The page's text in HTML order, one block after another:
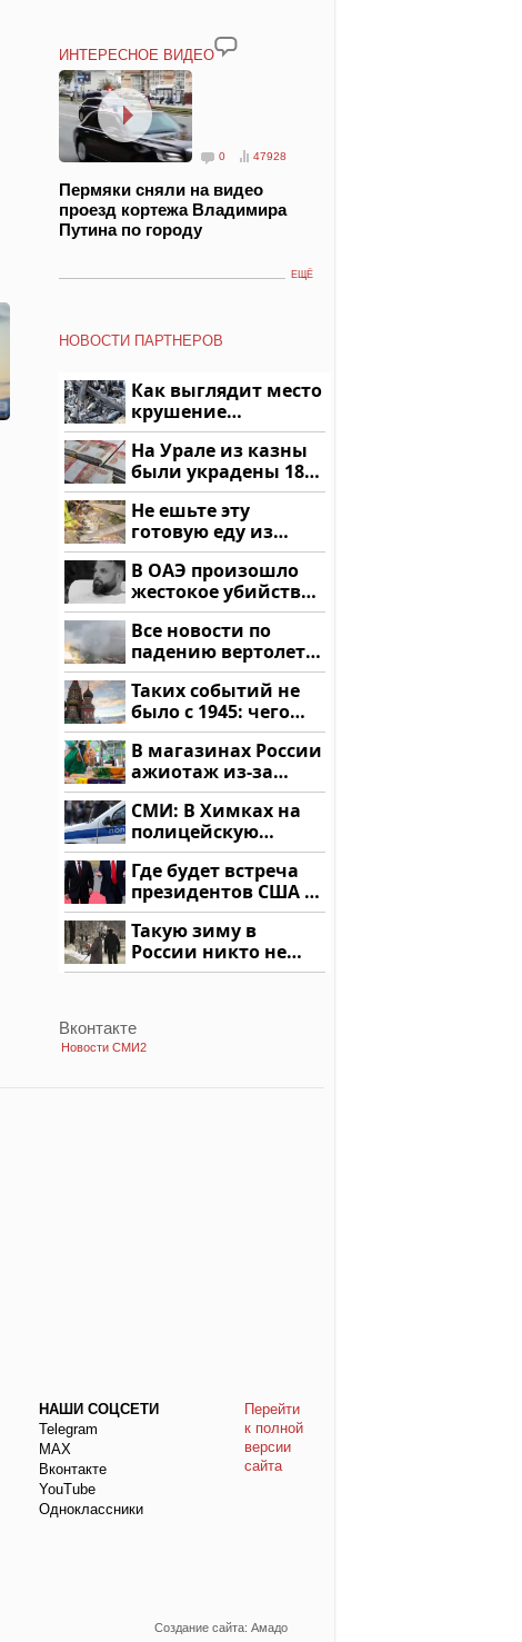
ИНТЕРЕСНОЕ ВИДЕО
0 47928
Пермяки сняли на видео
проезд кортежа Владимира
Путина по городу
ЕЩЁ
НОВОСТИ ПАРТНЕРОВ
Как выглядит место
крушение
вертолета на
Кавказе: смотреть
На Урале из казны
были украдены 18
миллионов рублей
Не ешьте эту
готовую еду из
магазина: список
В ОАЭ произошло
жестокое убийство
криптомиллионера
Все новости по
падению вертолета
на Кавказе: читать
здесь
Таких событий не
было с 1945: чего
ждать всем нам?
В магазинах России
ажиотаж из-за
этого продукта: что
купить?
СМИ: В Химках на
полицейскую
машину напали и
подожгли.
Где будет встреча
президентов США и
России: Европа?
Такую зиму в
России никто не
ждал: как так?!
Вконтакте
Новости СМИ2
НАШИ СОЦСЕТИ
Telegram
МАХ
Вконтакте
YouTube
Одноклассники
Перейти
к полной
версии
сайта
Создание сайта: Амадо